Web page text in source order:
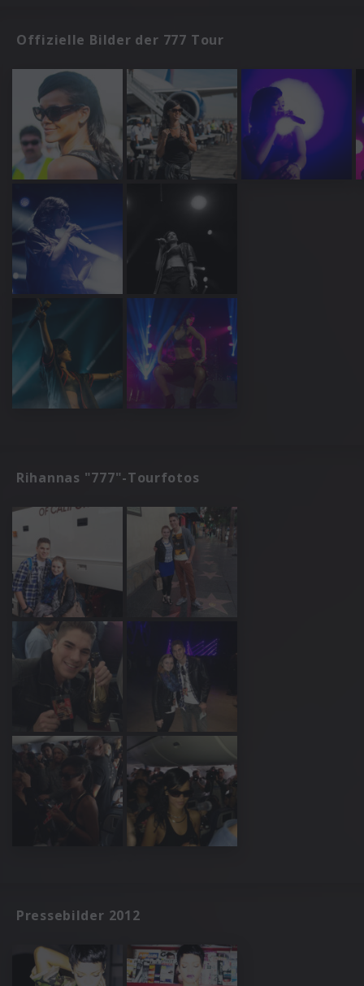
Offizielle Bilder der 777 Tour
Rihannas "777"-Tourfotos
Pressebilder 2012